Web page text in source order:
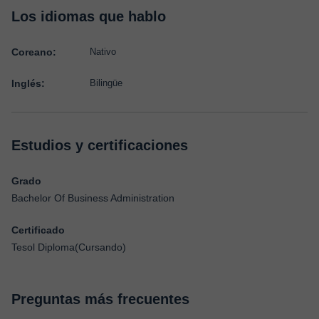
Los idiomas que hablo
Coreano: Nativo
Inglés: Bilingüe
Estudios y certificaciones
Grado
Bachelor Of Business Administration
Certificado
Tesol Diploma(Cursando)
Preguntas más frecuentes